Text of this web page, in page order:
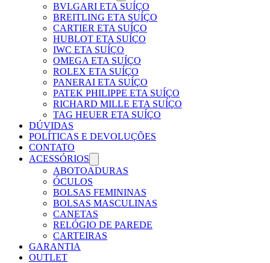
BVLGARI ETA SUÍÇO
BREITLING ETA SUÍÇO
CARTIER ETA SUÍÇO
HUBLOT ETA SUÍÇO
IWC ETA SUÍÇO
OMEGA ETA SUÍÇO
ROLEX ETA SUÍÇO
PANERAI ETA SUÍÇO
PATEK PHILIPPE ETA SUÍÇO
RICHARD MILLE ETA SUÍÇO
TAG HEUER ETA SUÍÇO
DÚVIDAS
POLÍTICAS E DEVOLUÇÕES
CONTATO
ACESSÓRIOS
ABOTOADURAS
ÓCULOS
BOLSAS FEMININAS
BOLSAS MASCULINAS
CANETAS
RELÓGIO DE PAREDE
CARTEIRAS
GARANTIA
OUTLET